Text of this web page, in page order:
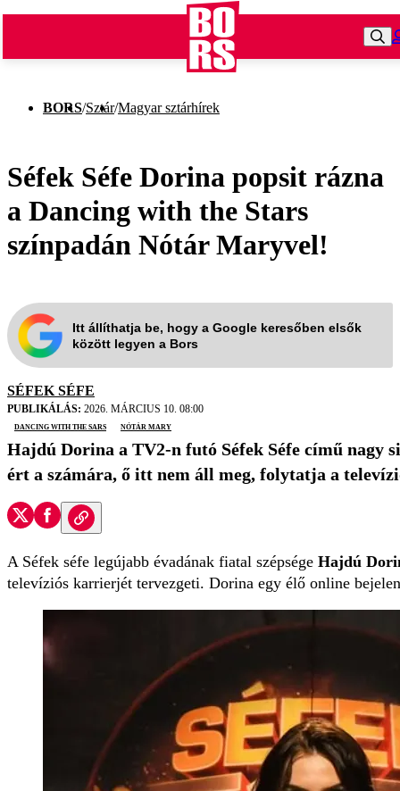
BORS/Sztár/Magyar sztárhírek
Séfek Séfe Dorina popsit rázna
a Dancing with the Stars
színpadán Nótár Maryvel!
Itt állíthatja be, hogy a Google keresőben elsők
között legyen a Bors
SÉFEK SÉFE
PUBLIKÁLÁS: 2026. MÁRCIUS 10. 08:00
Dancing with the Sars
Nótár Mary
Hajdú Dorina a TV2-n futó Séfek Séfe című nagy
ért a számára, ő itt nem áll meg, folytatja a
A Séfek séfe legújabb évadának fiatal szépsége Hajdú
televíziós karrierjét tervezgeti. Dorina egy élő online